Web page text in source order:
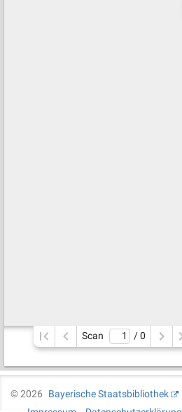
Scan / 0
©2026
Bayerische Staatsbibliothek